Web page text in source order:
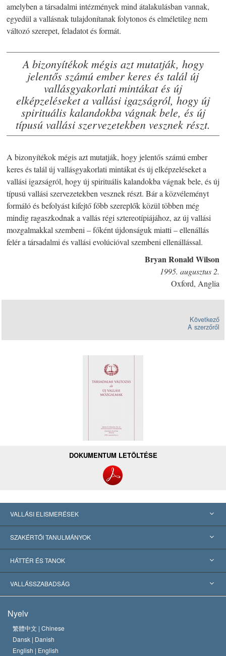
amelyben a társadalmi intézmények mind átalakulásban vannak,
egyedül a vallásnak tulajdonítanak folytonos és elméletileg nem
változó szerepet, feladatot és formát.
A bizonyítékok mégis azt mutatják, hogy
jelentős számú ember keres és talál új
vallásgyakorlati mintákat és új
elképzeléseket a vallási igazságról, hogy új
spirituális kalandokba vágnak bele, és új
típusú vallási szervezetekben vesznek részt.
A bizonyítékok mégis azt mutatják, hogy jelentős számú ember
keres és talál új vallásgyakorlati mintákat és új elképzeléseket a
vallási igazságról, hogy új spirituális kalandokba vágnak bele, és új
típusú vallási szervezetekben vesznek részt. Bár a közvéleményt
formáló és befolyást kifejtő főbb szereplők közül többen még
mindig ragaszkodnak a vallás régi sztereotípiájához, az új vallási
mozgalmakkal szembeni – főként újdonságuk miatti – ellenállás
felér a társadalmi és vallási evolúcióval szembeni ellenállással.
Bryan Ronald Wilson
1995. augusztus 2.
Oxford, Anglia
Következő
A szerzőről
DOKUMENTUM LETÖLTÉSE
VALLÁSI ELISMERÉSEK
USA
Nemzetközi elismerések
Jelentős ítéletek
SZAKÉRTŐI TANULMÁNYOK
Tanulmányok kategóriák szerint
A világ legnagyobb szaktekintélyei
HÁTTÉR ÉS TANOK
L. Ron Hubbard
A Szcientológia Egyház hitvallása
A Szcientológus kódex
VALLÁSSZABADSÁG
Nemzetközi emberi jogi standardok
Nyilatkozat a vallásról
Nyelv
繁體中文 | Chinese
Dansk | Danish
English | English